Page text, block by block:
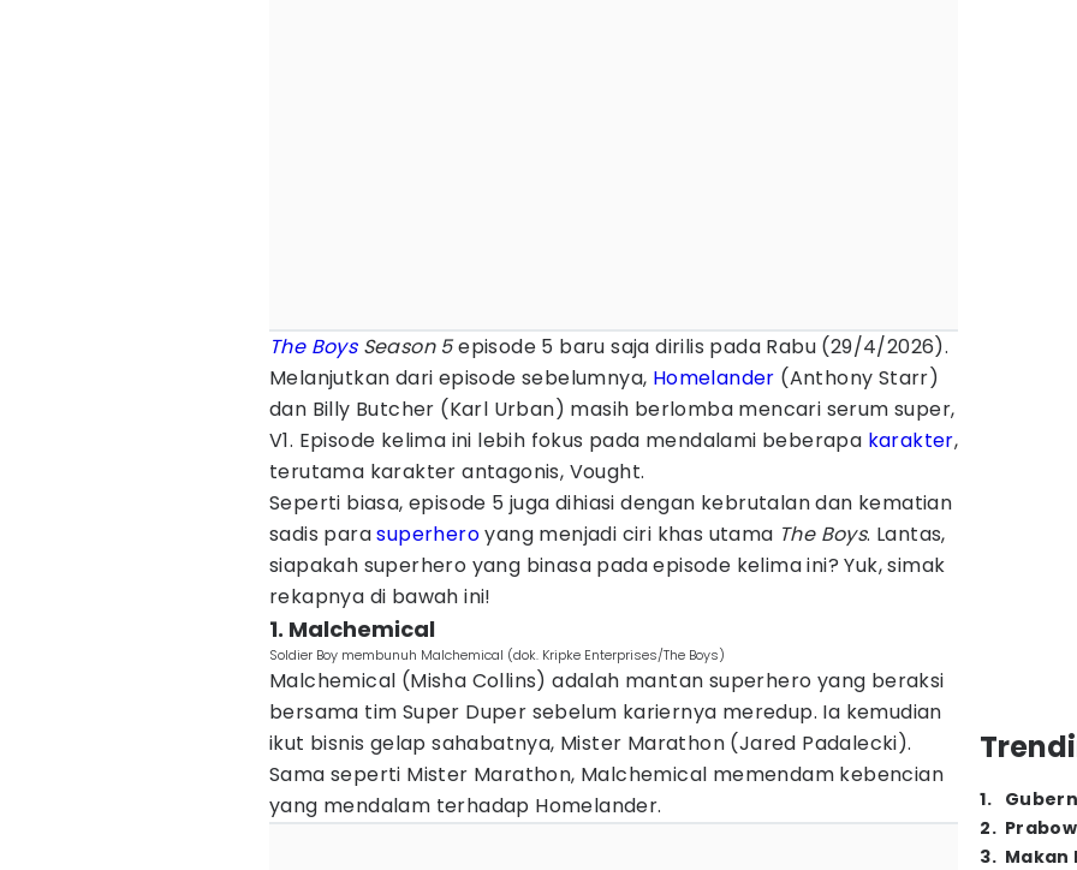
The BoysSeason 5episode 5 baru saja dirilis pada Rabu (29/4/2026).
Melanjutkan dari episode sebelumnya, Homelander (Anthony Starr)
dan Billy Butcher (Karl Urban) masih berlomba mencari serum super,
V1. Episode kelima ini lebih fokus pada mendalami beberapa karakter,
terutama karakter antagonis, Vought.
Seperti biasa, episode 5 juga dihiasi dengan kebrutalan dan kematian
sadis parasuperheroyang menjadi ciri khas utama The Boys. Lantas,
siapakah superhero yang binasa pada episode kelima ini? Yuk, simak
rekapnya di bawah ini!
1. Malchemical
Soldier Boy membunuh Malchemical (dok. Kripke Enterprises/The Boys)
Malchemical (Misha Collins) adalah mantan superhero yang beraksi
bersama tim Super Duper sebelum kariernya meredup. Ia kemudian
ikut bisnis gelap sahabatnya, Mister Marathon (Jared Padalecki).
Sama seperti Mister Marathon, Malchemical memendam kebencian
yang mendalam terhadap Homelander.
1.
2.
3. Makan